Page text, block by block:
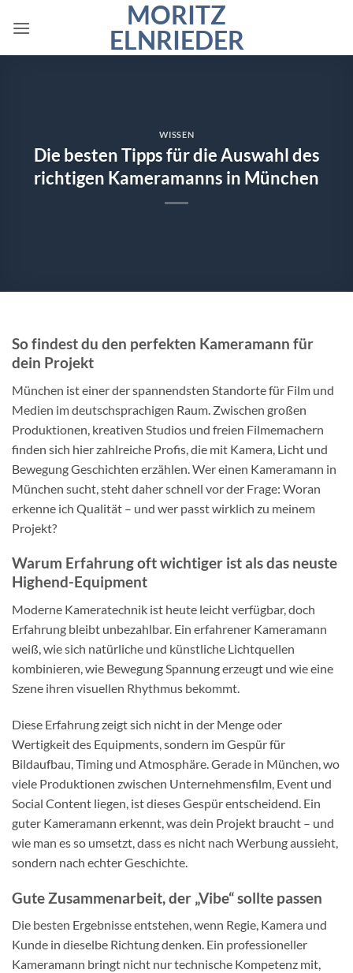
Inhalt
MORITZ
ELNRIEDER
WISSEN
Die besten Tipps für die Auswahl des
richtigen Kameramanns in München
So findest du den perfekten Kameramann für
dein Projekt
München ist einer der spannendsten Standorte für Film und
Medien im deutschsprachigen Raum. Zwischen großen
Produktionen, kreativen Studios und freien Filmemachern
finden sich hier zahlreiche Profis, die mit Kamera, Licht und
Bewegung Geschichten erzählen. Wer einen Kameramann in
München sucht, steht daher schnell vor der Frage: Woran
erkenne ich Qualität – und wer passt wirklich zu meinem
Projekt?
Warum Erfahrung oft wichtiger ist als das neuste
Highend-Equipment
Moderne Kameratechnik ist heute leicht verfügbar, doch
Erfahrung bleibt unbezahlbar. Ein erfahrener Kameramann
weiß, wie sich natürliche und künstliche Lichtquellen
kombinieren, wie Bewegung Spannung erzeugt und wie eine
Szene ihren visuellen Rhythmus bekommt.
Diese Erfahrung zeigt sich nicht in der Menge oder
Wertigkeit des Equipments, sondern im Gespür für
Bildaufbau, Timing und Atmosphäre. Gerade in München, wo
viele Produktionen zwischen Unternehmensfilm, Event und
Social Content liegen, ist dieses Gespür entscheidend. Ein
guter Kameramann erkennt, was dein Projekt braucht – und
wie man es so umsetzt, dass es nicht nach Werbung aussieht,
sondern nach echter Geschichte.
Gute Zusammenarbeit, der „Vibe“ sollte passen
Die besten Ergebnisse entstehen, wenn Regie, Kamera und
Kunde in dieselbe Richtung denken. Ein professioneller
Kameramann bringt nicht nur technische Kompetenz mit,